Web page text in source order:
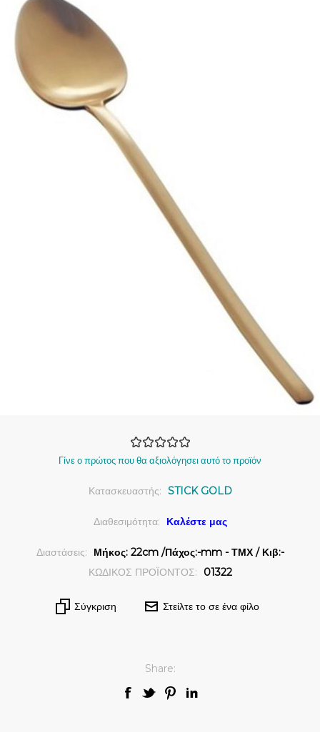
Γίνε ο πρώτος που θα αξιολόγησει αυτό το προϊόν
Κατασκευαστής: STICK GOLD
Διαθεσιμότητα: Καλέστε μας
Διαστάσεις:
Μήκος: 22cm /Πάχος:-mm - ΤΜΧ / Κιβ:-
ΚΩΔΙΚΟΣ ΠΡΟΪΟΝΤΟΣ:
01322
Σύγκριση Στείλτε το σε ένα φίλο
Share: